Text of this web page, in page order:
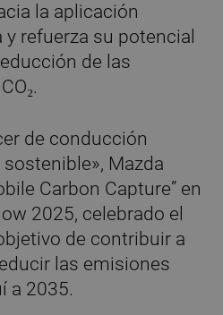
la aplicación
refuerza su potencial
de las
de conducción
Mazda
Carbon Capture” en
2025, celebrado el
de contribuir a
las emisiones
a 2035.